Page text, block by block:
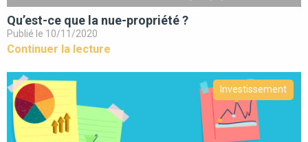
Qu’est-ce que la nue-propriété ?
Publié le 10/11/2020
Continuer la lecture
Investissement